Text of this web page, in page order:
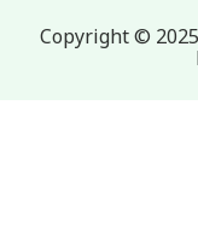
各项
过夜
Copyright ©